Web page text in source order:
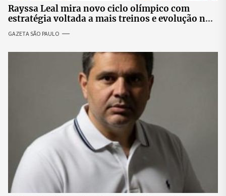
Rayssa Leal mira novo ciclo olímpico com
estratégia voltada a mais treinos e evolução no
GAZETA SÃO PAULO